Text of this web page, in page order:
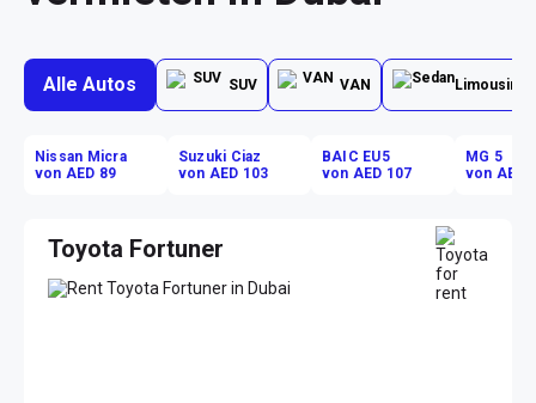
Alle Autos SUV VAN Limousine
Nissan Micra
von AED 89
Suzuki Ciaz
von AED 103
BAIC EU5
von AED 107
MG 5
von AED
Toyota Fortuner